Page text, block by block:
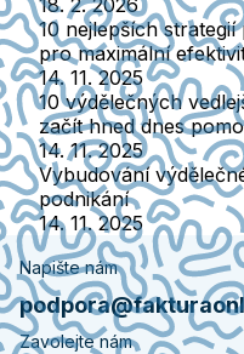
18. 2. 2026
10 nejlepších
pro maximální
14. 11. 2025
10 výdělečných
začít hned dnes
14. 11. 2025
Vybudování
podnikání
14. 11. 2025
Napište nám
Zavolejte nám